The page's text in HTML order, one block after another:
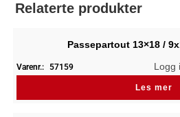
Relaterte produkter
Passepartout 13×18 /
Varenr.: 57159 Logg
Les mer